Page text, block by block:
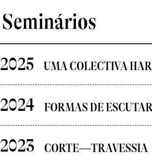
Seminários
2025 UMA COLECTIVA
2024 FORMAS DE
2023 CORTE—TRAVESSIA